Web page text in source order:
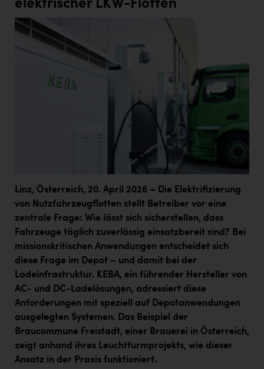
elektrischer LKW-Flotten
Linz, Österreich, 20. April 2026 – Die Elektrifizierung
von Nutzfahrzeugflotten stellt Betreiber vor eine
zentrale Frage: Wie lässt sich sicherstellen, dass
Fahrzeuge täglich zuverlässig einsatzbereit sind? Bei
missionskritischen Anwendungen entscheidet sich
diese Frage im Depot – und damit bei der
Ladeinfrastruktur. KEBA, ein führender Hersteller von
AC- und DC-Ladelösungen, adressiert diese
Anforderungen mit speziell auf Depotanwendungen
ausgelegten Systemen. Das Beispiel der
Braucommune Freistadt, einer Brauerei in Österreich,
zeigt anhand ihres Leuchtturmprojekts, wie dieser
Ansatz in der Praxis funktioniert.